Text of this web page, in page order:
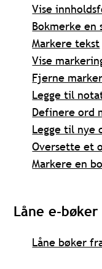
Vise
Bokmerke en
Markere tekst
Vise
Fjerne
Legge til
Definere ord
Legge til nye
Oversette et
Markere en
Låne e-bøker
Låne bøker